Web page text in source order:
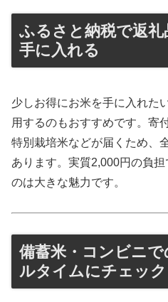
ふるさと納税で返
手に入れる
少しお得にお米を手に入れた
用するのもおすすめです。寄
特別栽培米などが届くため、
あります。実質2,000円の負
のは大きな魅力です。
備蓄米・コンビニ
ルタイムにチェック